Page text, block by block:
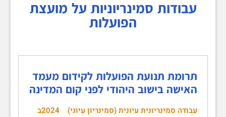
עבודות סמינריוניות על מועצת
הפועלות
תרומת תנועת הפועלות לקידום מעמד
האישה בישוב היהודי לפני קום המדינה
עבודה סמינריונית עיונית (סמינריון עיוני) 2024ב